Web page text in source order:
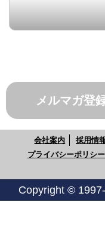
メルマガ登
会社案内 採用情
プライバシーポリシ
Copyright ©